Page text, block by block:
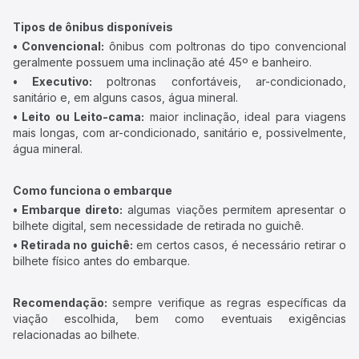
Tipos de ônibus disponíveis
• Convencional: ônibus com poltronas do tipo convencional
geralmente possuem uma inclinação até 45º e banheiro.
• Executivo: poltronas confortáveis, ar-condicionado,
sanitário e, em alguns casos, água mineral.
• Leito ou Leito-cama: maior inclinação, ideal para viagens
mais longas, com ar-condicionado, sanitário e, possivelmente,
água mineral.
Como funciona o embarque
• Embarque direto: algumas viações permitem apresentar o
bilhete digital, sem necessidade de retirada no guichê.
• Retirada no guichê: em certos casos, é necessário retirar o
bilhete físico antes do embarque.
Recomendação: sempre verifique as regras específicas da
viação escolhida, bem como eventuais exigências
relacionadas ao bilhete.